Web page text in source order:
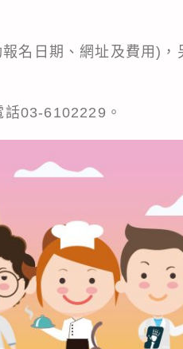
名日期、網址及費用)，
03-6102229。